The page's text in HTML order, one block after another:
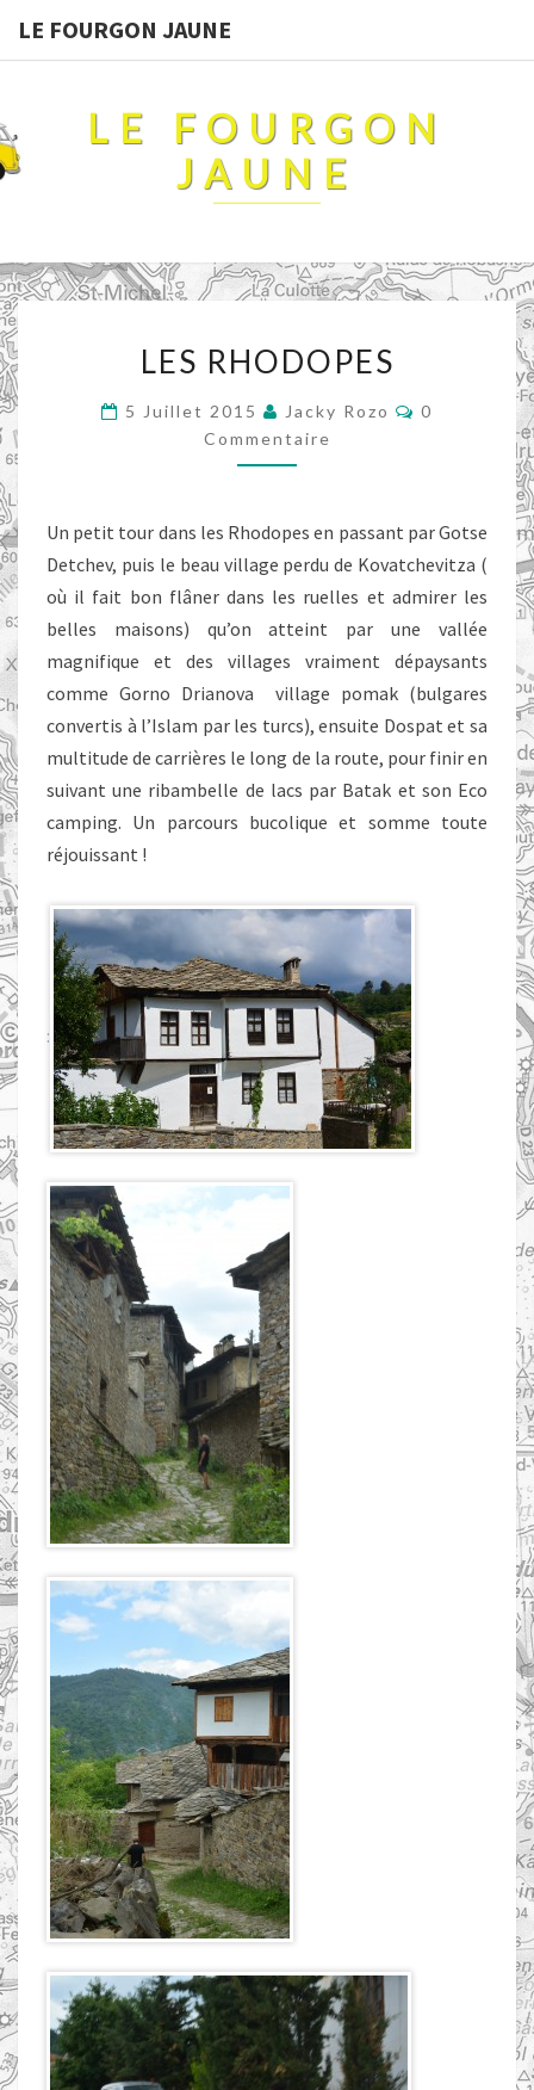
LE FOURGON JAUNE
LE FOURGON
JAUNE
RHODOPES
LES RHODOPES
5 Juillet 2015 Jacky Rozo
0
Commentaire
Un petit tour dans les Rhodopes en passant par Gotse
Detchev, puis le beau village perdu de Kovatchevitza (
où il fait bon flâner dans les ruelles et admirer les
belles maisons) qu’on atteint par une vallée
magnifique et des villages vraiment dépaysants
comme Gorno Drianova village pomak (bulgares
convertis à l’Islam par les turcs), ensuite Dospat et sa
multitude de carrières le long de la route, pour finir en
suivant une ribambelle de lacs par Batak et son Eco
camping. Un parcours bucolique et somme toute
réjouissant !
: